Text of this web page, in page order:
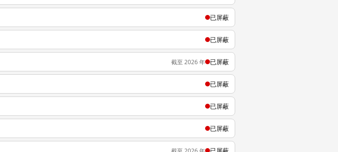
已屏蔽
已屏蔽
截至 2026 年 已屏蔽
已屏蔽
已屏蔽
已屏蔽